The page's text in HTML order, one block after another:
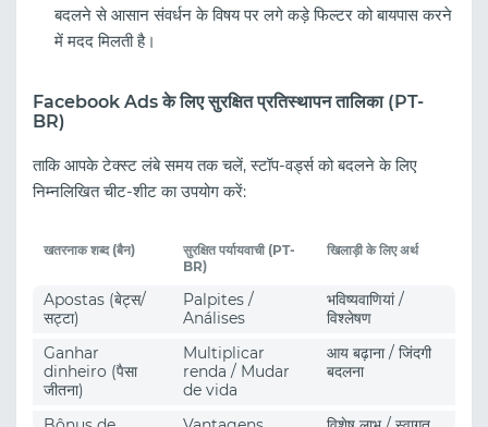
बदलने से आसान संवर्धन के विषय पर लगे कड़े फिल्टर को बायपास करने
में मदद मिलती है।
Facebook Ads के लिए सुरक्षित प्रतिस्थापन तालिका (PT-
BR)
ताकि आपके टेक्स्ट लंबे समय तक चलें, स्टॉप-वर्ड्स को बदलने के लिए
निम्नलिखित चीट-शीट का उपयोग करें:
खतरनाक शब्द (बैन)
सुरक्षित पर्यायवाची (PT-
BR)
खिलाड़ी के लिए अर्थ
Apostas (बेट्स/
सट्टा)
Palpites /
Análises
भविष्यवाणियां /
विश्लेषण
Ganhar
dinheiro (पैसा
जीतना)
Multiplicar
renda / Mudar
de vida
आय बढ़ाना / जिंदगी
बदलना